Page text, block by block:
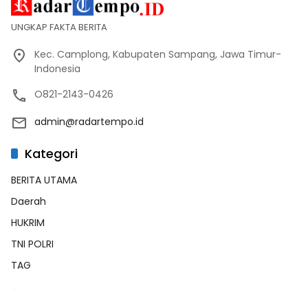
UNGKAP FAKTA BERITA
Kec. Camplong, Kabupaten Sampang, Jawa Timur-
Indonesia
O821-2143-0426
admin@radartempo.id
Kategori
BERITA UTAMA
Daerah
HUKRIM
TNI POLRI
TAG